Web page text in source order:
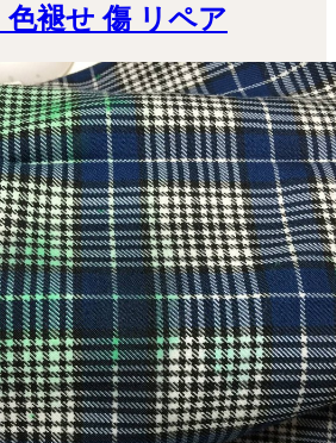
褪せ 傷 リペア